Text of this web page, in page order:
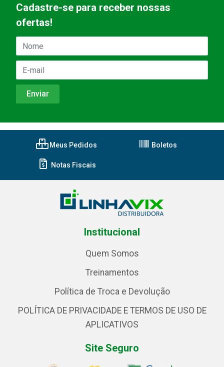
Cadastre-se para receber nossas
ofertas!
Meus Pedidos Boletos
Notas Fiscais
Institucional
Quem Somos
Treinamentos
Política de Troca e Devolução
POLÍTICA DE PRIVACIDADE E TERMOS DE USO DE
APLICATIVOS
Site Seguro